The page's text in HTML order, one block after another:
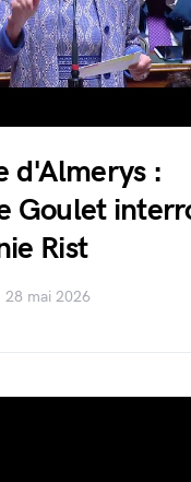
d'Almerys :
Goulet
Rist
28 mai 2026